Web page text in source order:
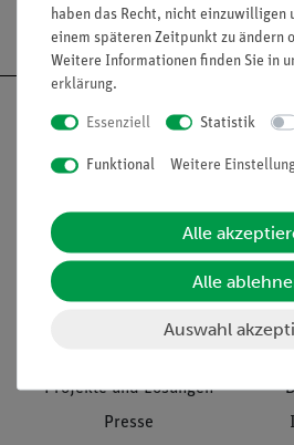
Versandkostenfrei
Informationen
Projekte und Lösungen
Presse
haben das Recht, nicht einzuwilligen
einem späteren Zeitpunkt zu ändern
Weitere Informationen finden Sie in
erklärung.
Essenziell Statistik
Funktional Weitere
Alle
Alle
Auswahl